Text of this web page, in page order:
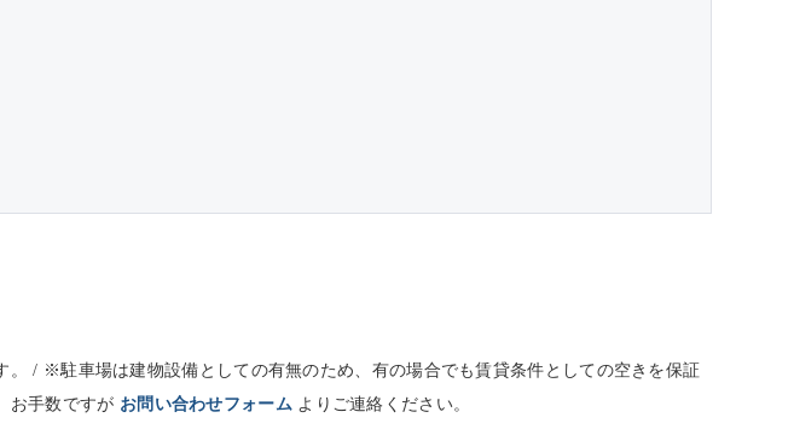
/ ※駐車場は建物設備としての有無のため、有の場合でも賃貸条件としての空きを保証
お手数ですが お問い合わせフォームよりご連絡ください。